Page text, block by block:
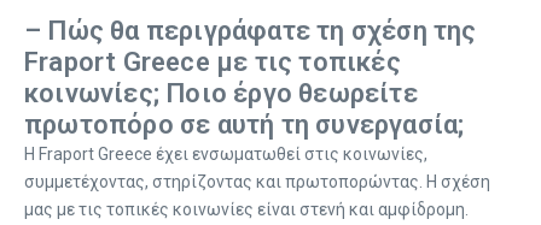
– Πώς θα περιγράφατε τη σχέση της
Fraport Greece με τις τοπικές
κοινωνίες; Ποιο έργο θεωρείτε
πρωτοπόρο σε αυτή τη συνεργασία;
Η Fraport Greece έχει ενσωματωθεί στις κοινωνίες,
συμμετέχοντας, στηρίζοντας και πρωτοπορώντας. Η σχέση
μας με τις τοπικές κοινωνίες είναι στενή και αμφίδρομη.